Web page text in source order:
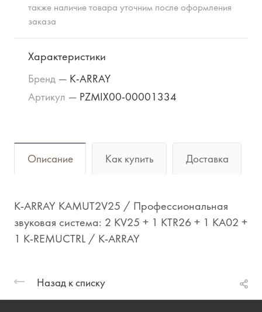
также наличие товара уточним после оформления
заказа
Характеристики
Бренд — K-ARRAY
Артикул — PZMIX00-00001334
Описание Как купить Доставка
K-ARRAY KAMUT2V25 / Профессиональная
звуковая система: 2 KV25 + 1 KTR26 + 1 KA02 +
1 K-REMUCTRL / K-ARRAY
Назад к списку